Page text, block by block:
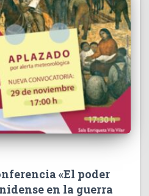
«El poder
en la guerra